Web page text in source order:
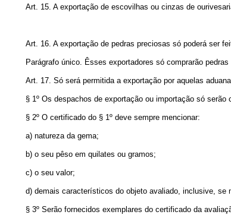
Art. 15. A exportação de escovilhas ou cinzas de
Art. 16. A exportação de pedras preciosas só poderá ser
Parágrafo único. Êsses exportadores só comprarão
Art. 17. Só será permitida a exportação por aquelas
§ 1º Os despachos de exportação ou importação só
§ 2º O certificado do § 1º deve sempre mencionar:
a) natureza da gema;
b) o seu pêso em quilates ou gramos;
c) o seu valor;
d) demais característicos do objeto avaliado, inclusive, se
§ 3º Serão fornecidos exemplares do certificado da